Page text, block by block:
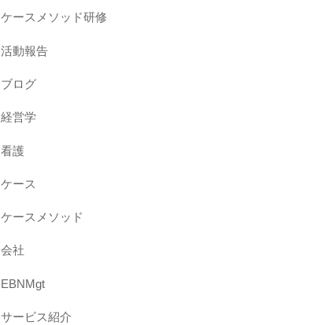
ケースメソッド研修
活動報告
ブログ
経営学
看護
ケース
ケースメソッド
会社
EBNMgt
サービス紹介